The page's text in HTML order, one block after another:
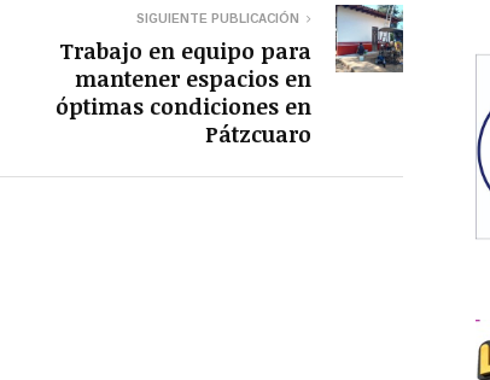
SIGUIENTE PUBLICACIÓN
Trabajo en equipo para
mantener espacios en
óptimas condiciones en
Pátzcuaro